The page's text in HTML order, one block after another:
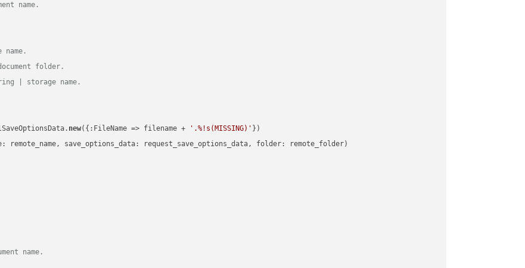
name.
folder.
| storage name.
new({:FileName => filename + '.%!s(MISSING)' })
remote_name, save_options_data: request_save_options_data, folder: remote_folder)
name.